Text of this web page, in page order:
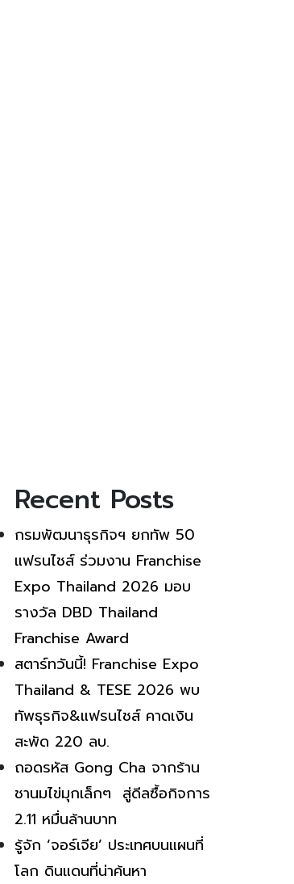
Recent Posts
กรมพัฒนาธุรกิจฯ ยกทัพ 50
แฟรนไชส์ ร่วมงาน Franchise
Expo Thailand 2026 มอบ
รางวัล DBD Thailand
Franchise Award
สตาร์ทวันนี้! Franchise Expo
Thailand & TESE 2026 พบ
ทัพธุรกิจ&แฟรนไชส์ คาดเงิน
สะพัด 220 ลบ.
ถอดรหัส Gong Cha จากร้าน
ชานมไข่มุกเล็กๆ สู่ดีลซื้อกิจการ
2.11 หมื่นล้านบาท
รู้จัก ‘จอร์เจีย’ ประเทศบนแผนที่
โลก ดินแดนที่น่าค้นหา